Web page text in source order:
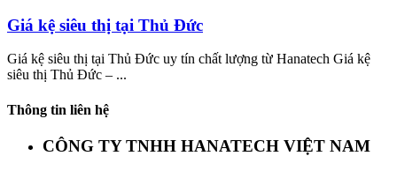
Giá kệ siêu thị tại Thủ Đức
Giá kệ siêu thị tại Thủ Đức uy tín chất lượng từ Hanatech Giá kệ
siêu thị Thủ Đức – ...
Thông tin liên hệ
CÔNG TY TNHH HANATECH VIỆT NAM